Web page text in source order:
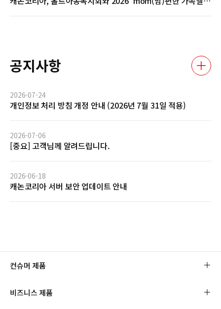
공지사항
2026-07-24
개인정보 처리 방침 개정 안내 (2026년 7월 31일 적용)
2026-07-06
[중요] 고객님께 알려드립니다.
2026-06-18
캐논코리아 서버 보안 업데이트 안내
컨슈머 제품
비즈니스 제품